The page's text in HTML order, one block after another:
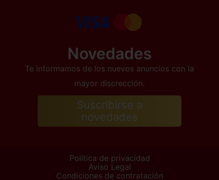
Novedades
Te informamos de los nuevos anuncios con la
mayor discrección.
Suscribirse a
novedades
Política de privacidad
Aviso Legal
Condiciones de contratación